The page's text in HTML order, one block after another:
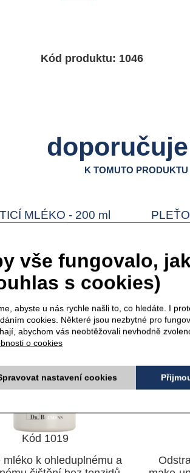
Kód produktu: 1046
K TOMUTO PRODUKTU
MLÉKO - 200 ml
Kód 1019
mléko k ohleduplnému a
vše fungovalo,
s cookies)
abyste u nás rychle našli to, co hledáte. I
cookies. Některé jsou nezbytné pro
abychom vás neobtěžovali nevhodně
o cookies
nastavení cookies